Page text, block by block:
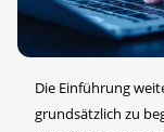
Die Einführung
grund­sätzlich zu